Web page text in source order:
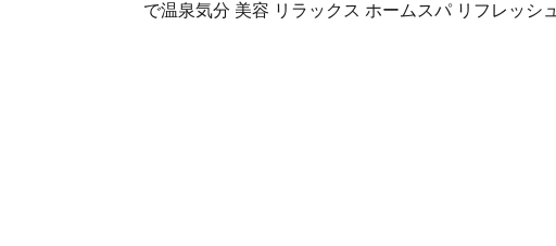
で温泉気分 美容 リラックス ホームスパ リフレッシュ